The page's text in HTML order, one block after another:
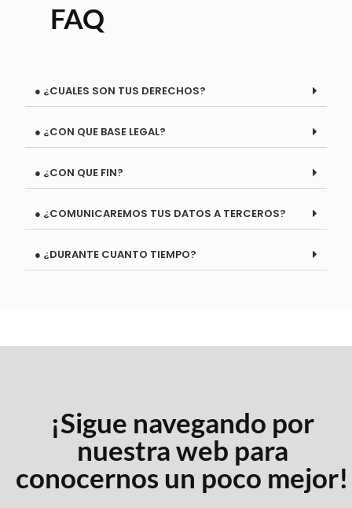
FAQ
● ¿CUALES SON TUS DERECHOS?
● ¿CON QUE BASE LEGAL?
● ¿CON QUE FIN?
● ¿COMUNICAREMOS TUS DATOS A TERCEROS?
● ¿DURANTE CUANTO TIEMPO?
¡Sigue navegando por
nuestra web para
conocernos un poco mejor!